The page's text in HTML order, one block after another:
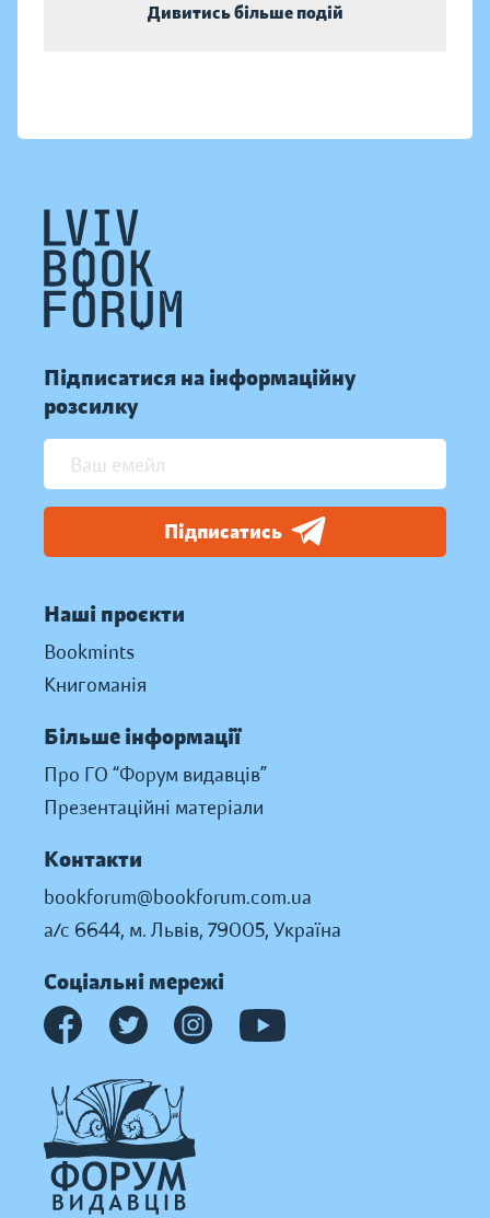
Дивитись більше подій
Підписатися на інформаційну
розсилку
Підписатись
Наші проєкти
Bookmints
Книгоманія
Більше інформації
Про ГО “Форум видавців”
Презентаційні матеріали
Контакти
bookforum@bookforum.com.ua
а/с 6644, м. Львів, 79005, Україна
Соціальні мережі